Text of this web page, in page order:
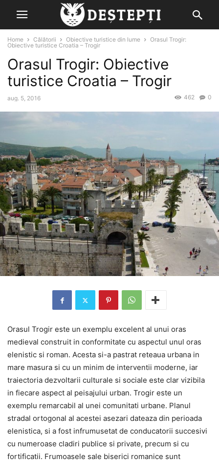
Home Călătorii Obiective turistice din lume
Orasul Trogir:
Obiective turistice Croatia – Trogir
Orasul Trogir: Obiective
turistice Croatia – Trogir
aug. 5, 2016 0
462
Orasul Trogir este un exemplu excelent al unui oras
medieval construit in conformitate cu aspectul unul oras
elenistic si roman. Acesta si-a pastrat reteaua urbana in
mare masura si cu un minim de interventii moderne, iar
traiectoria dezvoltarii culturale si sociale este clar vizibila
in fiecare aspect al peisajului urban. Trogir este un
exemplu remarcabil al unei comunitati urbane. Planul
stradal ortogonal al acestei asezari dateaza din perioada
elenistica, si a fost infrumusetat de conducatorii succesivi
cu numeroase cladiri publice si private, precum si cu
fortificatii. Frumoasele sale biserici romanice sunt